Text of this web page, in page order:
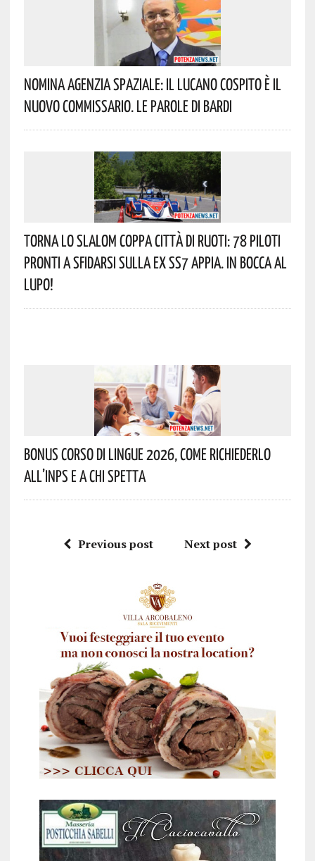
Nomina Agenzia Spaziale: Il Lucano Cospito È Il
Nuovo Commissario. Le Parole Di Bardi
Torna Lo Slalom Coppa Città Di Ruoti: 78 Piloti
Pronti A Sfidarsi Sulla Ex SS7 Appia. In Bocca Al
Lupo!
Bonus Corso Di Lingue 2026, Come Richiederlo
All’INPS E A Chi Spetta
Previous post Next post